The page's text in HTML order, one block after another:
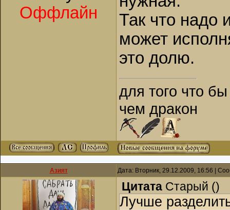
Оффлайн
Так что надо
может
это долю.
для того что
чем дракон
Азият Дата: Вторник, 29.12.2009, 16:56 |
Цитата Старый ()
Лучше